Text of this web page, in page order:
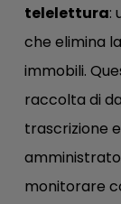
telelettura:
che elimina
immobili.
raccolta di
trascrizione
monitorare